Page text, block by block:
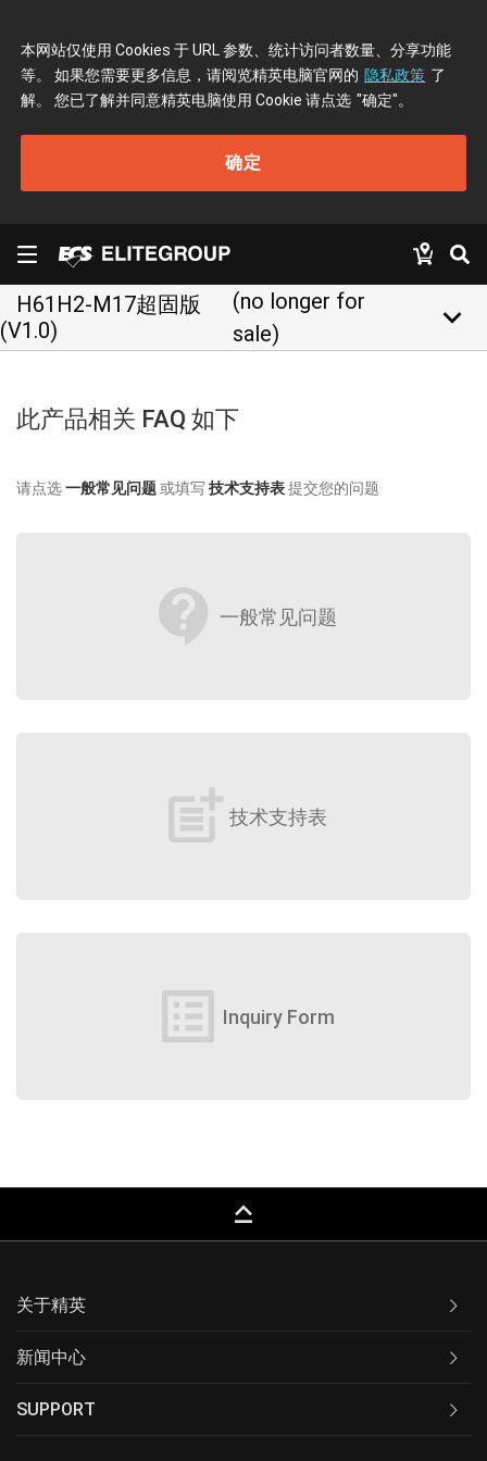
本网站仅使用 Cookies 于 URL 参数、统计访问者数量、分享功能
等。 如果您需要更多信息，请阅览精英电脑官网的 隐私政策 了
解。 您已了解并同意精英电脑使用 Cookie 请点选 "确定"。
确定
H61H2-M17超固版
(V1.0)
(no longer for
sale)
keyboard_arrow_down
此产品相关 FAQ 如下
请点选一般常见问题或填写 技术支持表提交您的问题
contact_support 一般常见问题
post_add 技术支持表
list_alt Inquiry Form
keyboard_capslock
关于精英
新闻中心
SUPPORT